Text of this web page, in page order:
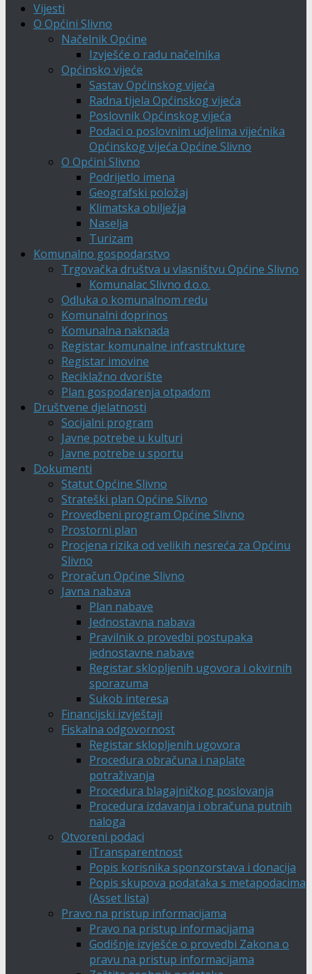
Vijesti
O Općini Slivno
Načelnik Općine
Izvješće o radu načelnika
Općinsko vijeće
Sastav Općinskog vijeća
Radna tijela Općinskog vijeća
Poslovnik Općinskog vijeća
Podaci o poslovnim udjelima vijećnika
Općinskog vijeća Općine Slivno
O Općini Slivno
Podrijetlo imena
Geografski položaj
Klimatska obilježja
Naselja
Turizam
Komunalno gospodarstvo
Trgovačka društva u vlasništvu Općine Slivno
Komunalac Slivno d.o.o.
Odluka o komunalnom redu
Komunalni doprinos
Komunalna naknada
Registar komunalne infrastrukture
Registar imovine
Reciklažno dvorište
Plan gospodarenja otpadom
Društvene djelatnosti
Socijalni program
Javne potrebe u kulturi
Javne potrebe u sportu
Dokumenti
Statut Općine Slivno
Strateški plan Općine Slivno
Provedbeni program Općine Slivno
Prostorni plan
Procjena rizika od velikih nesreća za Općinu
Slivno
Proračun Općine Slivno
Javna nabava
Plan nabave
Jednostavna nabava
Pravilnik o provedbi postupaka
jednostavne nabave
Registar sklopljenih ugovora i okvirnih
sporazuma
Sukob interesa
Financijski izvještaji
Fiskalna odgovornost
Registar sklopljenih ugovora
Procedura obračuna i naplate
potraživanja
Procedura blagajničkog poslovanja
Procedura izdavanja i obračuna putnih
naloga
Otvoreni podaci
iTransparentnost
Popis korisnika sponzorstava i donacija
Popis skupova podataka s metapodacima
(Asset lista)
Pravo na pristup informacijama
Pravo na pristup informacijama
Godišnje izvješće o provedbi Zakona o
pravu na pristup informacijama